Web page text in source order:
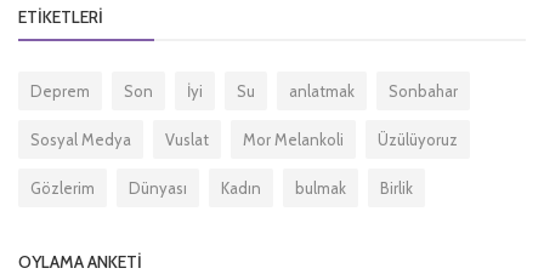
ETIKETLERI
Deprem Son İyi Su anlatmak Sonbahar
Sosyal Medya Vuslat Mor Melankoli Üzülüyoruz
Gözlerim Dünyası Kadın bulmak Birlik
OYLAMA ANKETI